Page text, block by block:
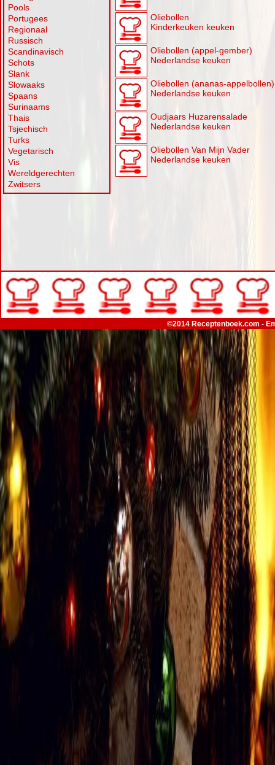
Pools
Portugees
Regionaal
Russisch
Scandinavisch
Schots
Slank
Slowaaks
Spaans
Surinaams
Thais
Tsjechisch
Turks
Vegetarisch
Vis
Wereldgerechten
Zwitsers
Oliebollen
Kinderkeuken keuken
Oliebollen (appel-gember)
Nederlandse keuken
Oliebollen (ananas-appelbollen)
Nederlandse keuken
Oudjaars Huzarensalade
Nederlandse keuken
Oliebollen Van Mijn Vader
Nederlandse keuken
©2014 Receptenboek.com -